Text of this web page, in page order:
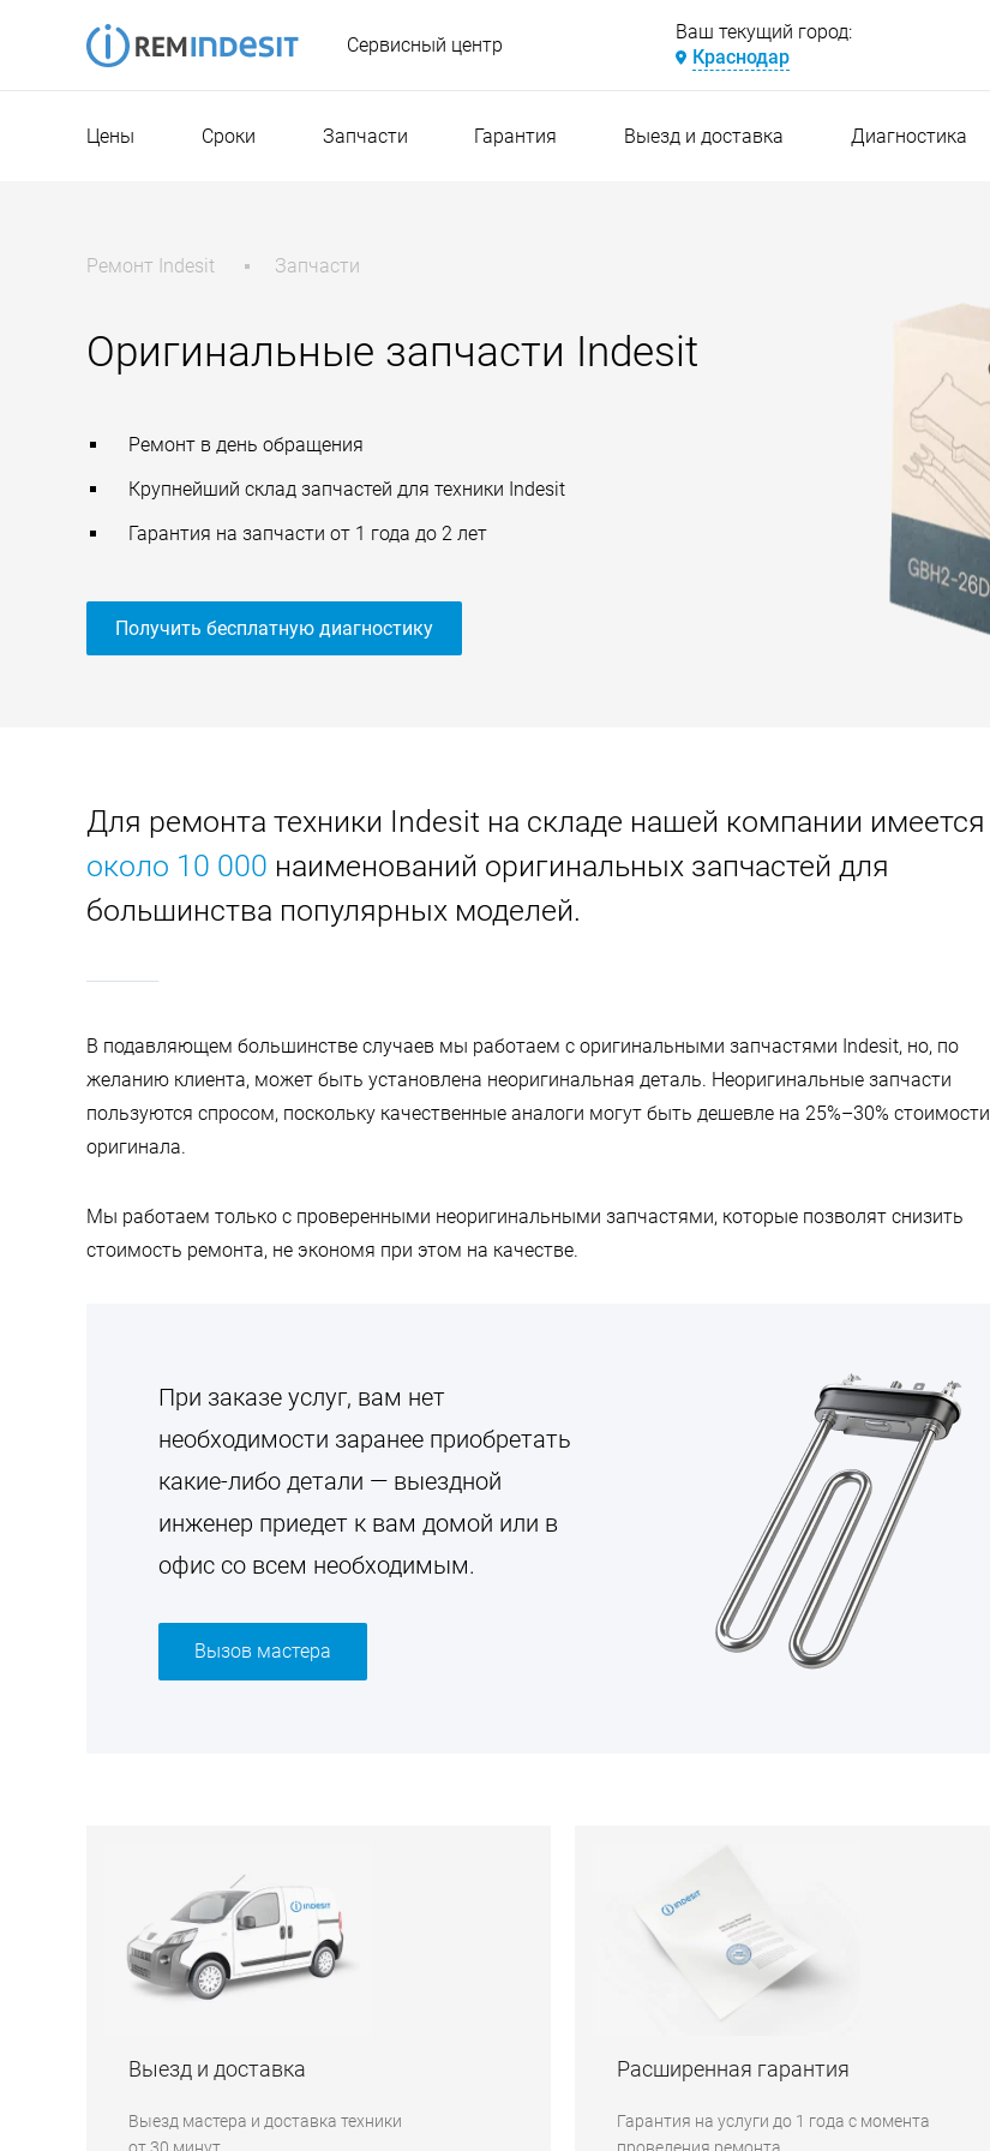
Сервисный центр
Ваш текущий город:
Краснодар
Цены Сроки Запчасти Гарантия Выезд и доставка Диагностика
Ремонт Indesit Запчасти
Оригинальные запчасти Indesit
Ремонт в день обращения
Крупнейший склад запчастей для техники Indesit
Гарантия на запчасти от 1 года до 2 лет
Получить бесплатную диагностику
Для ремонта техники Indesit на складе нашей компании имеется
около 10 000 наименований оригинальных запчастей для
большинства популярных моделей.
В подавляющем большинстве случаев мы работаем с оригинальными запчастями Indesit, но, по
желанию клиента, может быть установлена неоригинальная деталь. Неоригинальные запчасти
пользуются спросом, поскольку качественные аналоги могут быть дешевле на 25%–30% стоимости
оригинала.
Мы работаем только с проверенными неоригинальными запчастями, которые позволят снизить
стоимость ремонта, не экономя при этом на качестве.
При заказе услуг, вам нет
необходимости заранее приобретать
какие-либо детали — выездной
инженер приедет к вам домой или в
офис со всем необходимым.
Вызов мастера
Выезд и доставка
Выезд мастера и доставка техники
Расширенная гарантия
Гарантия на услуги до 1 года с момента